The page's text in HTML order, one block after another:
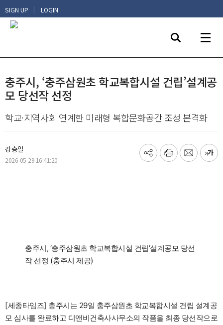
SIGN UP | LOGIN
충주시, ‘충주삼원초 학교복합시설 건립’설계공
모 당선작 선정
학교·지역사회 연계한 미래형 복합문화공간 조성 본격화
강승일
2026-05-29 16:41:20
기
프
메
글
충주시, ‘충주삼원초 학교복합시설 건립’설계공모 당선
작 선정 (충주시 제공)
[세종타임즈] 충주시는 29일 충주삼원초 학교복합시설 건립 설계공
모 심사를 완료하고 디앤비건축사사무소의 작품을 최종 당선작으로